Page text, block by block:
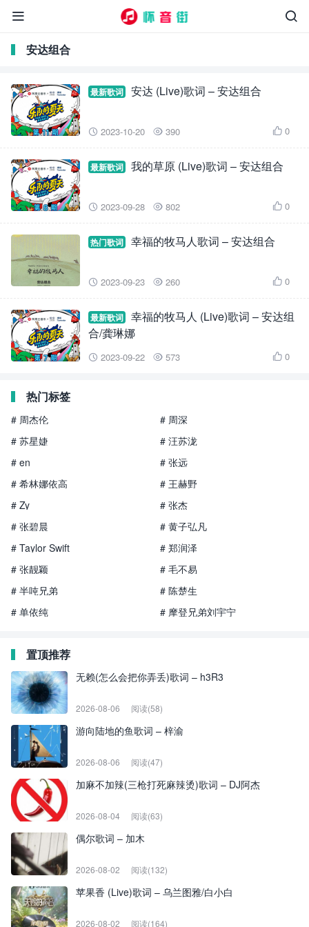


安达组合
最新歌词 安达 (Live)歌词 – 安达组合
 2023-10-20  390  0
最新歌词 我的草原 (Live)歌词 – 安达组合
 2023-09-28  802  0
热门歌词 幸福的牧马人歌词 – 安达组合
 2023-09-23  260  0
最新歌词
幸福的牧马人 (Live)歌词 – 安达组
合/龚琳娜
 2023-09-22  573  0
热门标签
# 周杰伦
# 周深
# 苏星婕
# 汪苏泷
# en
# 张远
# 希林娜依高
# 王赫野
# Zy
# 张杰
# 张碧晨
# 黄子弘凡
# Taylor Swift
# 郑润泽
# 张靓颖
# 毛不易
# 半吨兄弟
# 陈楚生
# 单依纯
# 摩登兄弟刘宇宁
置顶推荐
无赖(怎么会把你弄丢)歌词 – h3R3
2026-08-06 阅读(58)
游向陆地的鱼歌词 – 梓渝
2026-08-06 阅读(47)
加麻不加辣(三枪打死麻辣烫)歌词 – DJ阿杰
2026-08-04 阅读(63)
偶尔歌词 – 加木
2026-08-02 阅读(132)
苹果香 (Live)歌词 – 乌兰图雅/白小白
2026-08-02 阅读(164)